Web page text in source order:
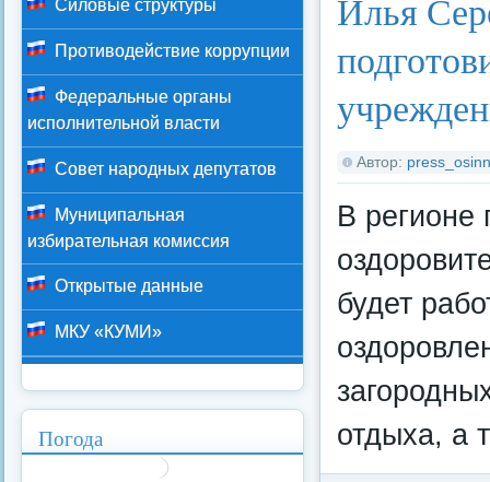
Илья
Автор:
В регионе
будет
отдыха, а
Силовые структуры
Противодействие коррупции
Федеральные органы
исполнительной власти
Совет народных депутатов
Муниципальная
избирательная комиссия
Открытые данные
МКУ «КУМИ»
Погода